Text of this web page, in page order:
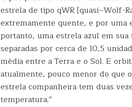
estrela de tipo qWR [quasi–Wolf-
extremamente quente, e por uma
portanto, uma estrela azul em sua
separadas por cerca de 10,5
média entre a Terra e o Sol. E
atualmente, pouco menor do que
estrela companheira tem duas
temperatura.”